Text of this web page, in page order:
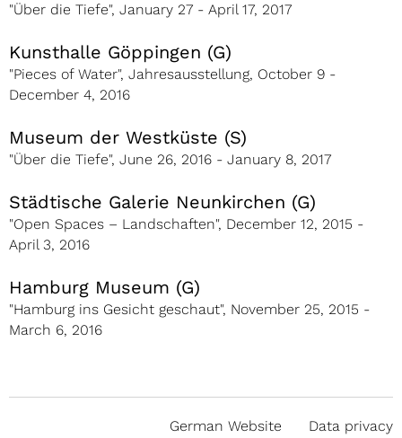
"Über die Tiefe", January 27 - April 17, 2017
Kunsthalle Göppingen (G)
"Pieces of Water", Jahresausstellung, October 9 -
December 4, 2016
Museum der Westküste (S)
"Über die Tiefe", June 26, 2016 - January 8, 2017
Städtische Galerie Neunkirchen (G)
"Open Spaces – Landschaften", December 12, 2015 -
April 3, 2016
Hamburg Museum (G)
"Hamburg ins Gesicht geschaut", November 25, 2015 -
March 6, 2016
German Website Data privacy